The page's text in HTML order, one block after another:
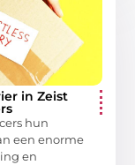
in Zeist
hun
een enorme
en